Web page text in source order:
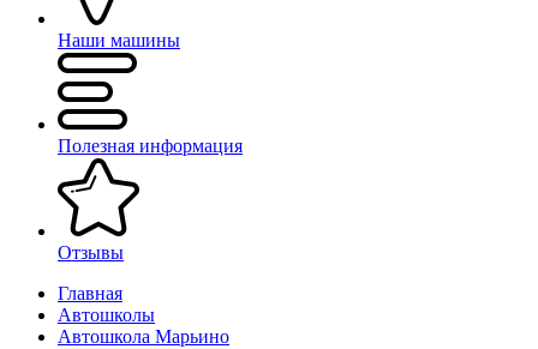
Наши машины
Полезная информация
Отзывы
Главная
Автошколы
Автошкола Марьино